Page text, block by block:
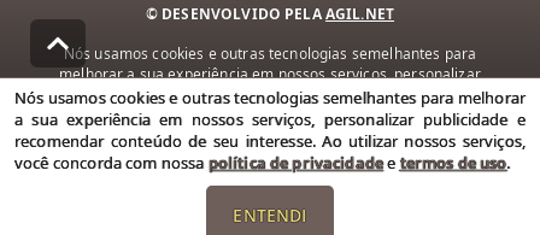
© DESENVOLVIDO PELAAGIL.NET
Nós usamos cookies e outras tecnologias semelhantes para
melhorar a sua experiência em nossos serviços, personalizar
publicidade e recomendar conteúdo de seu interesse. Ao utilizar
nossos serviços, você concorda com nossa política de privacidade e
termos de uso.
Política de Privacidade Termos de uso
Nós usamos cookies e outras tecnologias semelhantes para melhorar
a sua experiência em nossos serviços, personalizar publicidade e
recomendar conteúdo de seu interesse. Ao utilizar nossos serviços,
você concorda com nossa política de privacidadeetermos de uso.
ENTENDI